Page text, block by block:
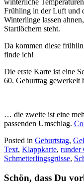
winterliche
Frühling in der Luft und
Winterlinge lassen
Startlöchern steht.
Da kommen diese
finde ich!
Die erste Karte ist eine
60. Geburttag gewerkelt
… die zweite ist eine
passenden Umschlag.
Posted in Geburtstag,
Text, Klappkarte, runder
Schmetterlingsgrüsse,
Schön, dass Du